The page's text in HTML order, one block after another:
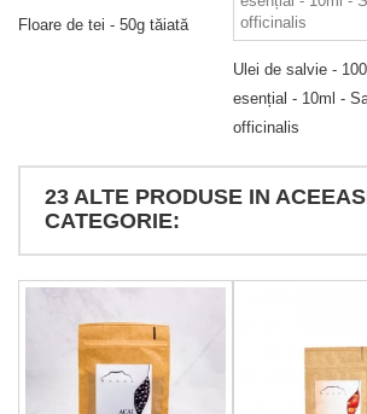
Floare de tei - 50g tăiată
Ulei de salvie -
esențial - 10ml -
officinalis
23 ALTE PRODUSE IN
CATEGORIE: